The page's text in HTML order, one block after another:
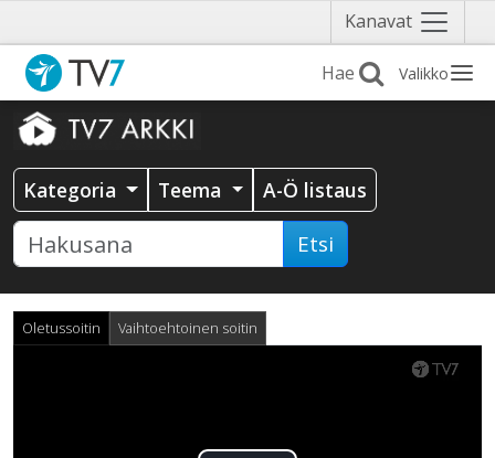
Kanavat Näytä
valikko
Valikko
Kategoria Teema A-Ö listaus
Etsi
Oletussoitin Vaihtoehtoinen soitin